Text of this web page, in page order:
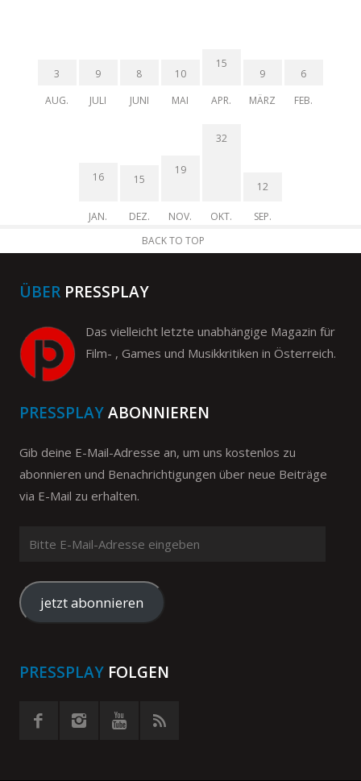
3
AUG.
9
JULI
8
JUNI
10
MAI
15
APR.
9
MÄRZ
6
FEB.
16
JAN.
15
DEZ.
19
NOV.
32
OKT.
12
SEP.
BACK TO TOP
ÜBER PRESSPLAY
Das vielleicht letzte unabhängige Magazin für
Film- , Games und Musikkritiken in Österreich.
PRESSPLAYABONNIEREN
Gib deine E-Mail-Adresse an, um uns kostenlos zu
abonnieren und Benachrichtigungen über neue Beiträge
via E-Mail zu erhalten.
Mail-
Adresse
eingeben
jetzt abonnieren
PRESSPLAY FOLGEN